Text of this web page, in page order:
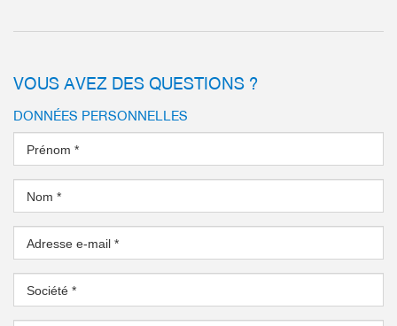
VOUS AVEZ DES QUESTIONS ?
DONNÉES PERSONNELLES
Prénom *
Nom *
Adresse e-mail *
Société *